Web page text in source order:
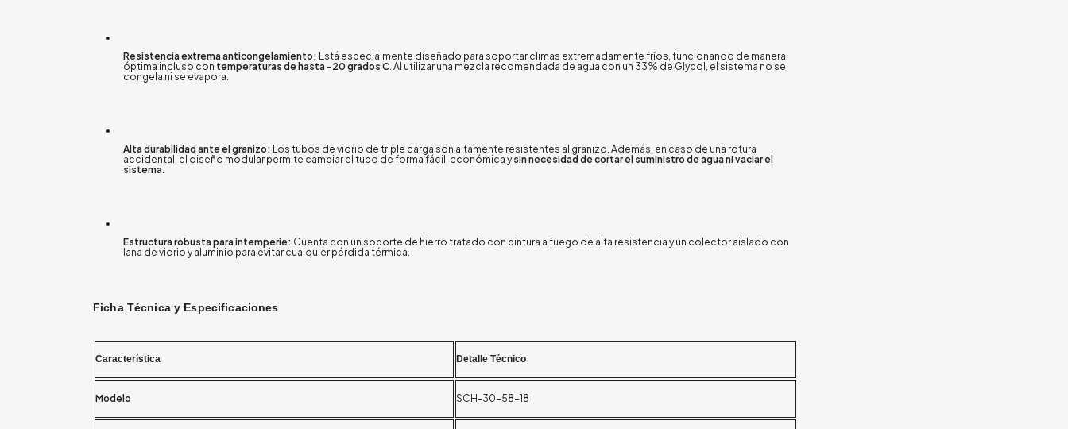
Resistencia extrema anticongelamiento: Está especialmente diseñado para soportar climas extremadamente fríos, funcionando de manera
óptima incluso con temperaturas de hasta -20 grados C Al utilizar una mezcla recomendada de agua con un 33% de Glycol, el sistema no se
congela ni se evapora
Alta durabilidad ante el granizo: Los tubos de vidrio de triple carga son altamente resistentes al granizo Además, en caso de una rotura
accidental, el diseño modular permite cambiar el tubo de forma fácil, económica ysin necesidad de cortar el suministro de agua ni vaciar el
sistema
Estructura robusta para intemperie: Cuenta con un soporte de hierro tratado con pintura a fuego de alta resistencia y un colector aislado con
lana de vidrio y aluminio para evitar cualquier pérdida térmica
Ficha Técnica y Especificaciones
Característica Detalle Técnico
Modelo SCH-30-58-18